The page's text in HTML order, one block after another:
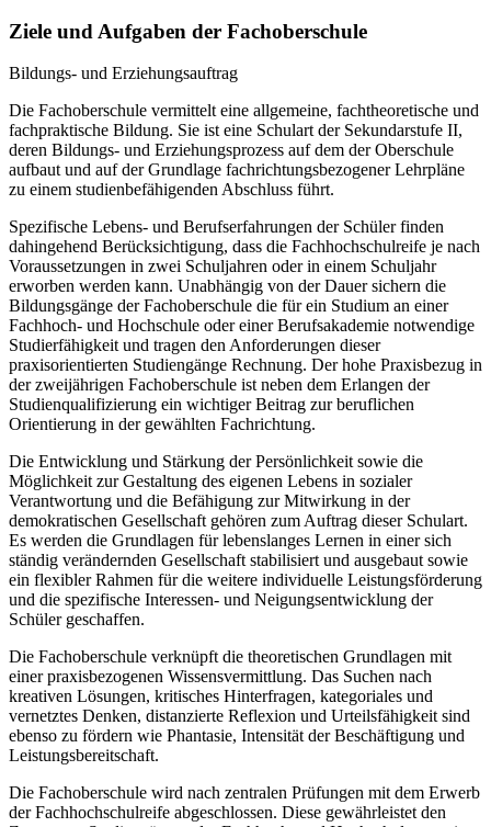
Ziele und Aufgaben der Fachoberschule
Bildungs- und Erziehungsauftrag
Die Fachoberschule vermittelt eine allgemeine, fachtheoretische und
fachpraktische Bildung. Sie ist eine Schulart der Sekundarstufe II,
deren Bildungs- und Erziehungsprozess auf dem der Oberschule
aufbaut und auf der Grundlage fachrichtungsbezogener Lehrpläne
zu einem studienbefähigenden Abschluss führt.
Spezifische Lebens- und Berufserfahrungen der Schüler finden
dahingehend Berücksichtigung, dass die Fachhochschulreife je nach
Voraussetzungen in zwei Schuljahren oder in einem Schuljahr
erworben werden kann. Unabhängig von der Dauer sichern die
Bildungsgänge der Fachoberschule die für ein Studium an einer
Fachhoch- und Hochschule oder einer Berufsakademie notwendige
Studierfähigkeit und tragen den Anforderungen dieser
praxisorientierten Studiengänge Rechnung. Der hohe Praxisbezug in
der zweijährigen Fachoberschule ist neben dem Erlangen der
Studienqualifizierung ein wichtiger Beitrag zur beruflichen
Orientierung in der gewählten Fachrichtung.
Die Entwicklung und Stärkung der Persönlichkeit sowie die
Möglichkeit zur Gestaltung des eigenen Lebens in sozialer
Verantwortung und die Befähigung zur Mitwirkung in der
demokratischen Gesellschaft gehören zum Auftrag dieser Schulart.
Es werden die Grundlagen für lebenslanges Lernen in einer sich
ständig verändernden Gesellschaft stabilisiert und ausgebaut sowie
ein flexibler Rahmen für die weitere individuelle Leistungsförderung
und die spezifische Interessen- und Neigungsentwicklung der
Schüler geschaffen.
Die Fachoberschule verknüpft die theoretischen Grundlagen mit
einer praxisbezogenen Wissensvermittlung. Das Suchen nach
kreativen Lösungen, kritisches Hinterfragen, kategoriales und
vernetztes Denken, distanzierte Reflexion und Urteilsfähigkeit sind
ebenso zu fördern wie Phantasie, Intensität der Beschäftigung und
Leistungsbereitschaft.
Die Fachoberschule wird nach zentralen Prüfungen mit dem Erwerb
der Fachhochschulreife abgeschlossen. Diese gewährleistet den